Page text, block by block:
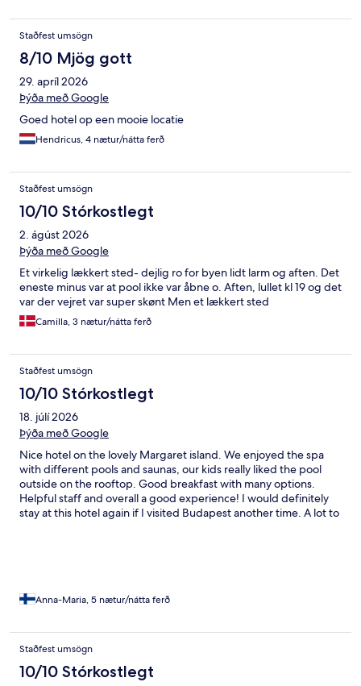
Staðfest umsögn
8/10 Mjög gott
29. apríl 2026
Þýða með Google
Goed hotel op een mooie locatie
Hendricus, 4 nætur/nátta ferð
Staðfest umsögn
10/10 Stórkostlegt
2. ágúst 2026
Þýða með Google
Et virkelig lækkert sted- dejlig ro for byen lidt larm og aften. Det
eneste minus var at pool ikke var åbne o. Aften, lullet kl 19 og det
var der vejret var super skønt Men et lækkert sted
Camilla, 3 nætur/nátta ferð
Staðfest umsögn
10/10 Stórkostlegt
18. júlí 2026
Þýða með Google
Nice hotel on the lovely Margaret island. We enjoyed the spa
with different pools and saunas, our kids really liked the pool
outside on the rooftop. Good breakfast with many options.
Helpful staff and overall a good experience! I would definitely
stay at this hotel again if I visited Budapest another time. A lot to
Anna-Maria, 5 nætur/nátta ferð
Staðfest umsögn
10/10 Stórkostlegt